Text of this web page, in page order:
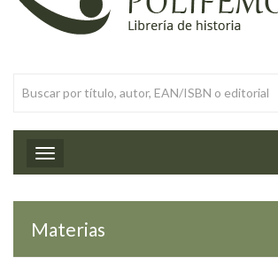
Toggle navigation
Materias